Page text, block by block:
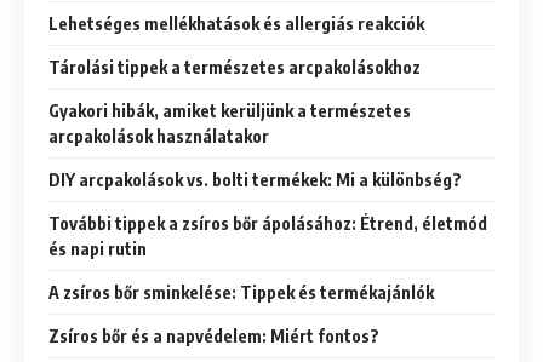
Lehetséges mellékhatások és allergiás reakciók
Tárolási tippek a természetes arcpakolásokhoz
Gyakori hibák, amiket kerüljünk a természetes
arcpakolások használatakor
DIY arcpakolások vs. bolti termékek: Mi a különbség?
További tippek a zsíros bőr ápolásához: Étrend, életmód
és napi rutin
A zsíros bőr sminkelése: Tippek és termékajánlók
Zsíros bőr és a napvédelem: Miért fontos?